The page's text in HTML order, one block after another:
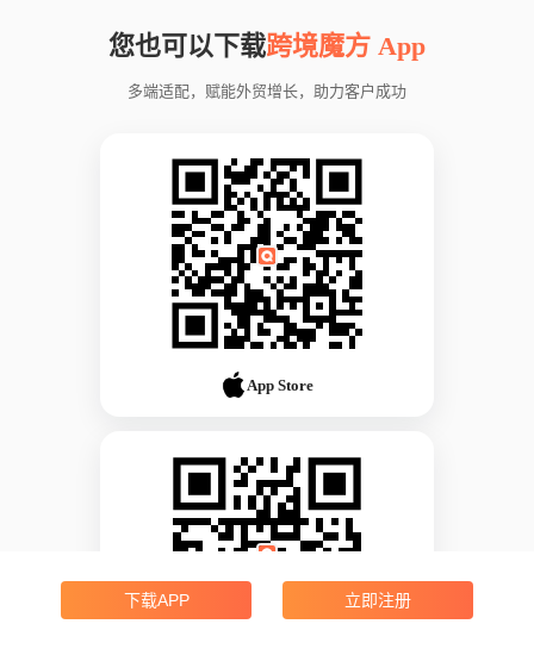
您也可以下载跨境魔方 App
多端适配，赋能外贸增长，助力客户成功
App Store
下载APP 立即注册